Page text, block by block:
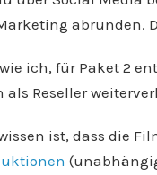
abrunden.
ich, für Paket 2
als Reseller
ist, dass die